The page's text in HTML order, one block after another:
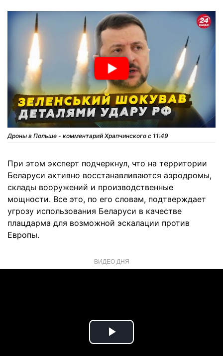
Дроны в Польше - комментарий Храпчинского с 11:49
При этом эксперт подчеркнул, что на территории
Беларуси активно восстанавливаются аэродромы,
склады вооружений и производственные
мощности. Все это, по его словам, подтверждает
угрозу использования Беларуси в качестве
плацдарма для возможной эскалации против
Европы.
ВИДЕО ДНЯ
Play